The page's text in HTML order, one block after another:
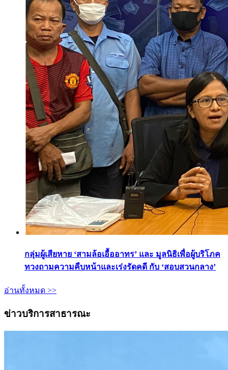
กลุ่มผู้เสียหาย ‘สามล้อเอื้ออาทร’ และ มูลนิธิเพื่อผู้บริโภค
ทวงถามความคืบหน้าและเร่งรัดคดี กับ ‘สอบสวนกลาง’
อ่านทั้งหมด >>
ข่าวบริการสาธารณะ